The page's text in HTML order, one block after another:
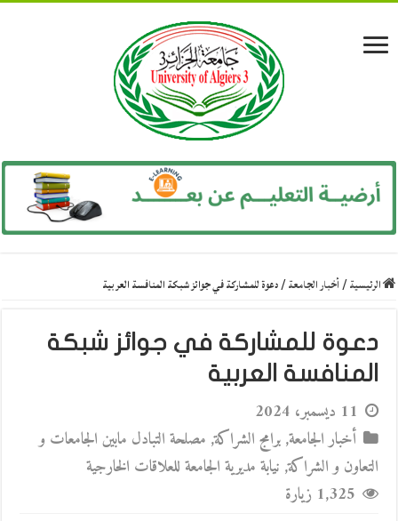
الرئيسية/أخبار الجامعة/دعوة للمشاركة في جوائز شبكة المنافسة العربية
دعوة للمشاركة في جوائز شبكة
المنافسة العربية
11 ديسمبر، 2024
أخبار الجامعة,برامج الشراكة, مصلحة التبادل مابين الجامعات و
التعاون و الشراكة, نيابة مديرية الجامعة للعلاقات الخارجية
1,325 زيارة